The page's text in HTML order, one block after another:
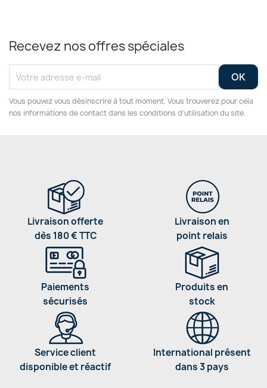
Recevez nos offres spéciales
Vous pouvez vous désinscrire à tout moment. Vous trouverez pour cela
nos informations de contact dans les conditions d'utilisation du site.
Livraison offerte
dès 180 € TTC
Livraison en
point relais
Paiements
sécurisés
Produits en
stock
Service client
disponible et réactif
International présent
dans 3 pays